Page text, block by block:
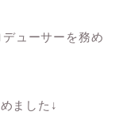
ューサーを務め
ました↓